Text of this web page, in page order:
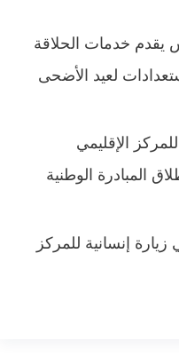
يقدم خدمات الحلاقة
لعيد الأضحى
الإقليمي
تخليدًا للذكرى 21 لانطلاق المبادرة الوطنية
إنسانية للمركز